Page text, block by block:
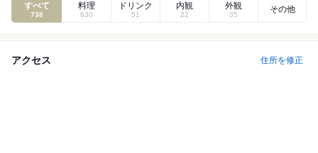
すべて
738
料理
630
ドリンク
51
内観
22
外観
35
その他
アクセス 住所を修正